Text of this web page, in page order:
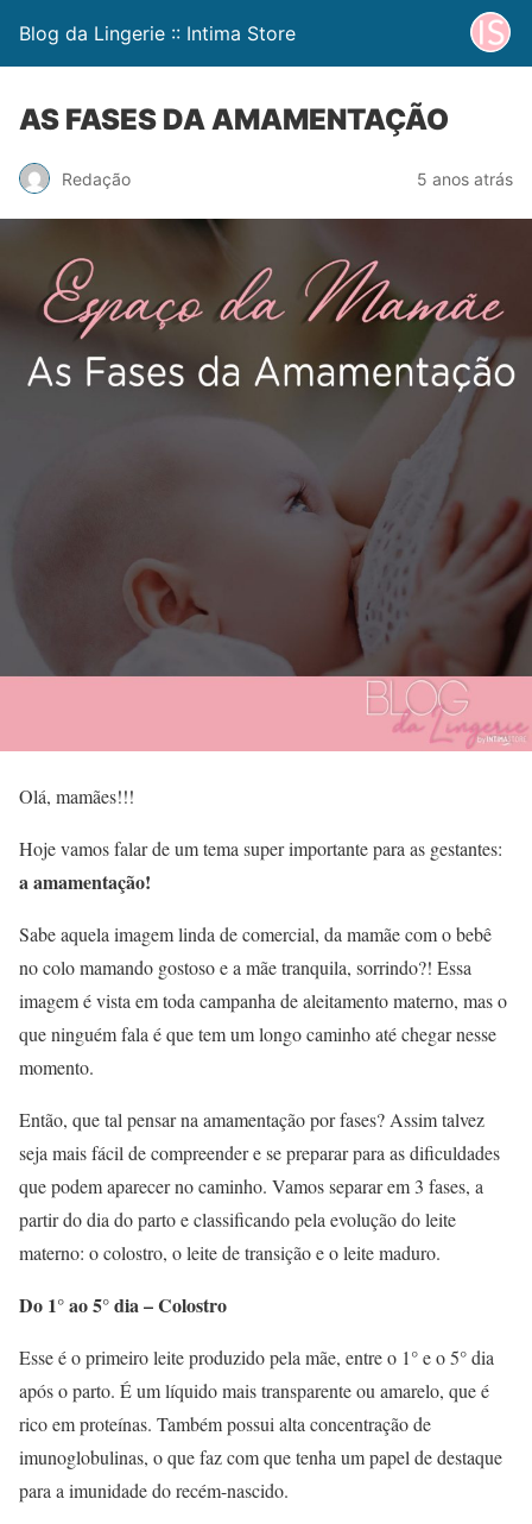
Blog da Lingerie :: Intima Store
AS FASES DA AMAMENTAÇÃO
Redação 5 anos atrás
Olá, mamães!!!
Hoje vamos falar de um tema super importante para as gestantes:
a amamentação!
Sabe aquela imagem linda de comercial, da mamãe com o bebê
no colo mamando gostoso e a mãe tranquila, sorrindo?! Essa
imagem é vista em toda campanha de aleitamento materno, mas o
que ninguém fala é que tem um longo caminho até chegar nesse
momento.
Então, que tal pensar na amamentação por fases? Assim talvez
seja mais fácil de compreender e se preparar para as dificuldades
que podem aparecer no caminho. Vamos separar em 3 fases, a
partir do dia do parto e classificando pela evolução do leite
materno: o colostro, o leite de transição e o leite maduro.
Do 1° ao 5° dia – Colostro
Esse é o primeiro leite produzido pela mãe, entre o 1° e o 5° dia
após o parto. É um líquido mais transparente ou amarelo, que é
rico em proteínas. Também possui alta concentração de
imunoglobulinas, o que faz com que tenha um papel de destaque
para a imunidade do recém-nascido.